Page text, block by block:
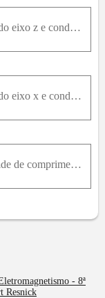
Um fio infinitamente longo está ao longo do eixo z e conduz uma corrente de 20 A na direção +z. Um segundo fio infinitamente longo é paralelo ao eixo z e intercepta o eixo x em x = 10,0 cm.a) Determin
Um fio infinitamente longo está ao longo do eixo x e conduz uma corrente I na direção +x. Um segundo fio infinitamente longo está ao longo do eixo y e conduz corrente I na direção +y. Em que pontos do
Determine a magnitude da força por unidade de comprimento exercida por um fio sobre o outro.
- 8ª
Resnick